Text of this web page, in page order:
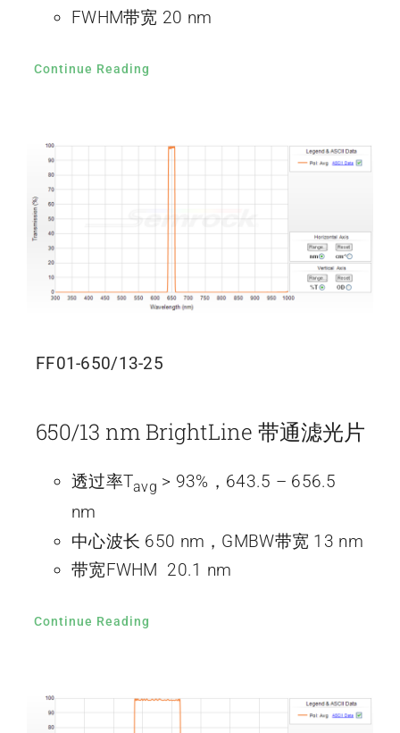
FWHM带宽 20 nm
Continue Reading
FF01-650/13-25
650/13 nm BrightLine 带通滤光片
透过率Tavg > 93%，643.5 – 656.5
nm
中心波长 650 nm，GMBW带宽 13 nm
带宽FWHM 20.1 nm
Continue Reading